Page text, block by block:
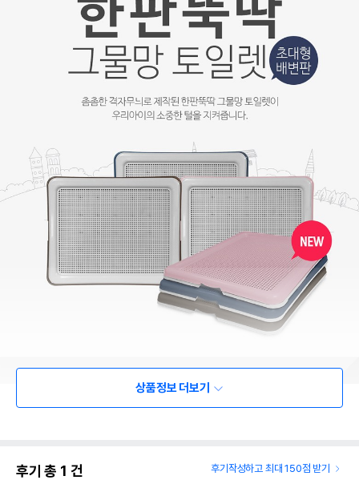
상품정보 더보기
후기 총 1 건 후기작성하고 최대 150점 받기